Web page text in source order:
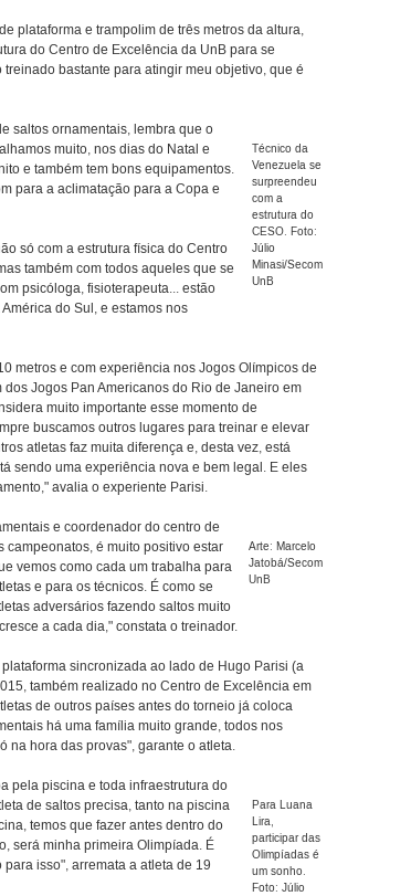
plataforma e trampolim de três metros da altura,
do Centro de Excelência da UnB para se
bastante para atingir meu objetivo, que é
Técnico da
Venezuela se
surpreendeu
com a
estrutura do
CESO. Foto:
Júlio
Minasi/Secom
UnB
saltos ornamentais, lembra que o
muito, nos dias do Natal e
e também tem bons equipamentos.
para a aclimatação para a Copa e
só com a estrutura física do Centro
também com todos aqueles que se
psicóloga, fisioterapeuta... estão
do Sul, e estamos nos
metros e com experiência nos Jogos Olímpicos de
Jogos Pan Americanos do Rio de Janeiro em
muito importante esse momento de
buscamos outros lugares para treinar e elevar
atletas faz muita diferença e, desta vez, está
sendo uma experiência nova e bem legal. E eles
avalia o experiente Parisi.
Arte: Marcelo
Jatobá/Secom
UnB
e coordenador do centro de
é muito positivo estar
vemos como cada um trabalha para
e para os técnicos. É como se
adversários fazendo saltos muito
a cada dia," constata o treinador.
sincronizada ao lado de Hugo Parisi (a
também realizado no Centro de Excelência em
de outros países antes do torneio já coloca
há uma família muito grande, todos nos
na hora das provas", garante o atleta.
Para Luana
Lira,
participar das
Olimpíadas é
um sonho.
Foto: Júlio
pela piscina e toda infraestrutura do
de saltos precisa, tanto na piscina
temos que fazer antes dentro do
será minha primeira Olimpíada. É
isso", arremata a atleta de 19